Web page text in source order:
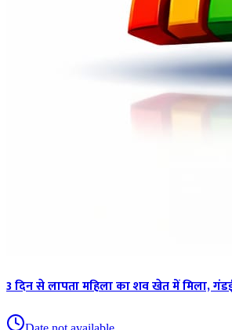
3 दिन से लापता महिला का शव खेत में मिला,